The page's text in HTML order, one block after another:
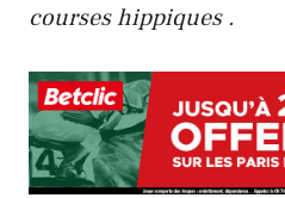
courses hippiques .